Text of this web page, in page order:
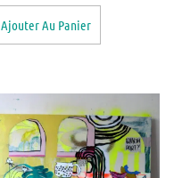
Ajouter Au Panier